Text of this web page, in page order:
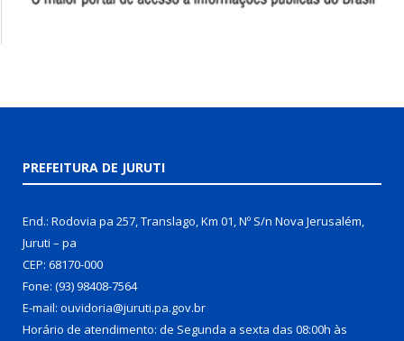
PREFEITURA DE JURUTI
End.: Rodovia pa 257, Translago, Km 01, Nº S/n Nova Jerusalém,
Juruti – pa
CEP: 68170-000
Fone: (93) 98408-7564
E-mail: ouvidoria@juruti.pa.gov.br
Horário de atendimento: de Segunda a sexta das 08:00h às